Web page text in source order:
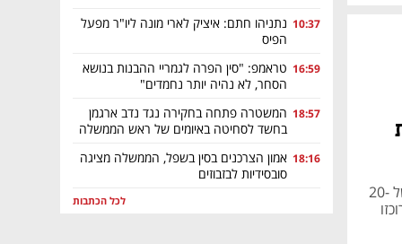
10:37 נתניהו חתם: איציק לארי מונה ליו"ר מפעל
הפיס
16:59 טראמפ: "סין הפרה לגמריי ההבנות בנושא
הסחר, לא נהיה יותר נחמדים"
18:57 המשטרה פתחה בחקירה נגד נדב ארגמן
בחשד לסחיטה באיומים של ראש הממשלה
18:16 אמון הצרכנים בסין בשפל, הממשלה מציגה
סובסידיות לבזבוזים
לכל הכתבות
רכישת החברה, המתמחה בתחום החשבוניות הדיגיטליות, לפי שווי מוערך של 20-